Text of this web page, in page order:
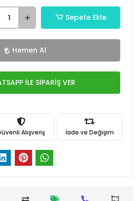
Sepete Ekle
Hemen Al
İLE SİPARİŞ VER
Alışveriş İade ve Değişim